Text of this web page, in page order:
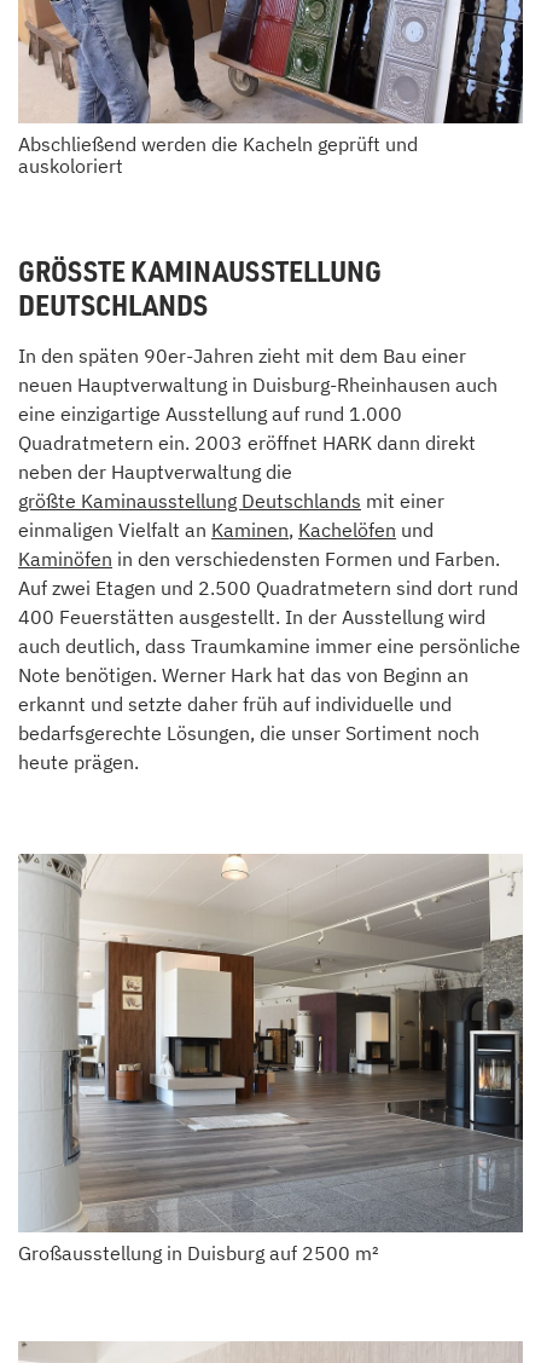
Abschließend werden die Kacheln geprüft und
auskoloriert
GRÖSSTE KAMINAUSSTELLUNG D
EUTSCHLANDS
In den späten 90er-Jahren zieht mit dem Bau einer
neuen Hauptverwaltung in Duisburg-Rheinhausen auch
eine einzigartige Ausstellung auf rund 1.000
Quadratmetern ein. 2003 eröffnet HARK dann direkt
neben der Hauptverwaltung die
größte Kaminausstellung Deutschlands mit einer
einmaligen Vielfalt an Kaminen, Kachelöfen und
Kaminöfen in den verschiedensten Formen und Farben.
Auf zwei Etagen und 2.500 Quadratmetern sind dort rund
400 Feuerstätten ausgestellt. In der Ausstellung wird
auch deutlich, dass Traumkamine immer eine persönliche
Note benötigen. Werner Hark hat das von Beginn an
erkannt und setzte daher früh auf individuelle und
bedarfsgerechte Lösungen, die unser Sortiment noch
heute prägen.
Großausstellung in Duisburg auf 2500 m²